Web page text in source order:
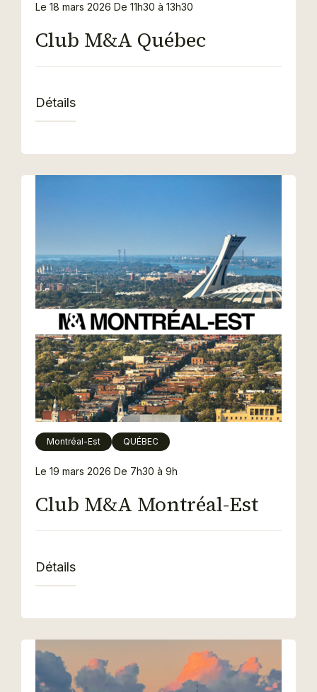
Club M&A Québec
Le 18 mars 2026 De 11h30 à 13h30
Détails
Club M&A Montréal-Est
Le 19 mars 2026 De 7h30 à 9h
Montréal-Est QUÉBEC
Détails